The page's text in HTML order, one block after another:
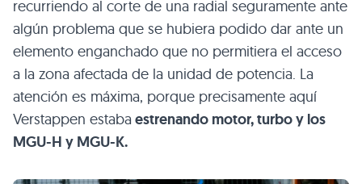
recurriendo al corte de una radial seguramente ante
algún problema que se hubiera podido dar ante un
elemento enganchado que no permitiera el acceso
a la zona afectada de la unidad de potencia. La
atención es máxima, porque precisamente aquí
Verstappen estaba estrenando motor, turbo y los
MGU-H y MGU-K.